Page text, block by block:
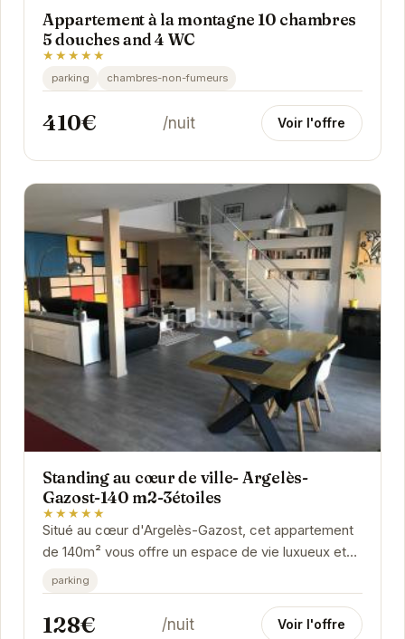
Appartement à la montagne 10 chambres
5 douches and 4 WC
★★★★★
parking chambres-non-fumeurs
410€ /nuit Voir l'offre
Standing au cœur de ville- Argelès-
Gazost-140 m2-3étoiles
★★★★★
Situé au cœur d'Argelès-Gazost, cet appartement
de 140m² vous offre un espace de vie luxueux et
confortable. Profitez d'un séjour inoubliable...
parking
128€ /nuit Voir l'offre